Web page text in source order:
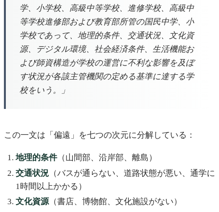
学、小学校、高級中等学校、進修学校、高級中
等学校進修部および教育部所管の国民中学、小
学校であって、地理的条件、交通状況、文化資
源、デジタル環境、社会経済条件、生活機能お
よび師資構造が学校の運営に不利な影響を及ぼ
す状況が各該主管機関の定める基準に達する学
校をいう。」
この一文は「偏遠」を七つの次元に分解している：
地理的条件 （山間部、沿岸部、離島）
交通状況 （バスが通らない、道路状態が悪い、通学に
1時間以上かかる）
文化資源（書店、博物館、文化施設がない）